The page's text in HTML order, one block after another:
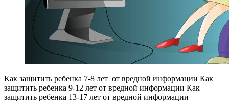
Как защитить ребенка 7-8 лет от вредной информации Как
защитить ребенка 9-12 лет от вредной информации Как
защитить ребенка 13-17 лет от вредной информации